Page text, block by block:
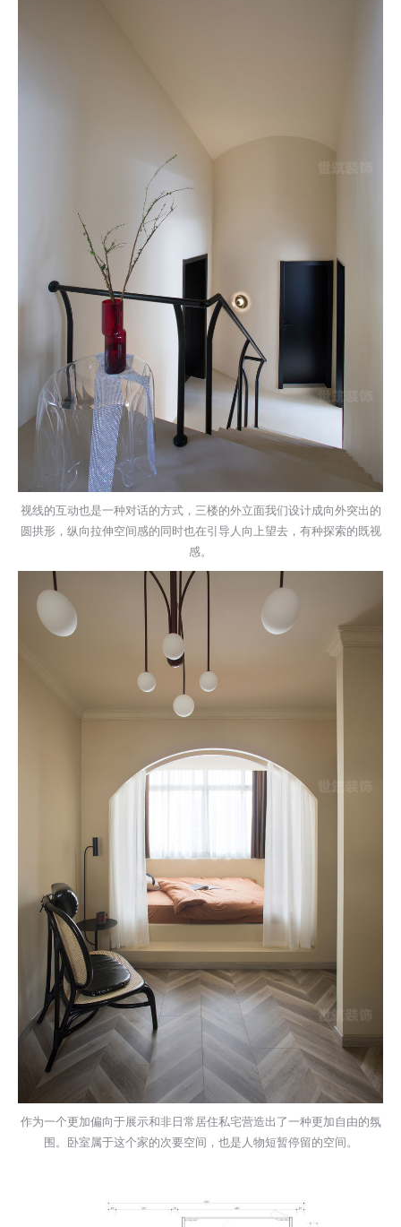
视线的互动也是一种对话的方式，三楼的外立面我们设计成向外突出的
圆拱形，纵向拉伸空间感的同时也在引导人向上望去，有种探索的既视
感。
作为一个更加偏向于展示和非日常居住私宅营造出了一种更加自由的氛
围。卧室属于这个家的次要空间，也是人物短暂停留的空间。